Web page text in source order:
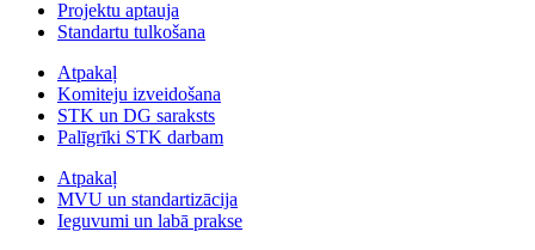
Projektu aptauja
Standartu tulkošana
Atpakaļ
Komiteju izveidošana
STK un DG saraksts
Palīgrīki STK darbam
Atpakaļ
MVU un standartizācija
Ieguvumi un labā prakse